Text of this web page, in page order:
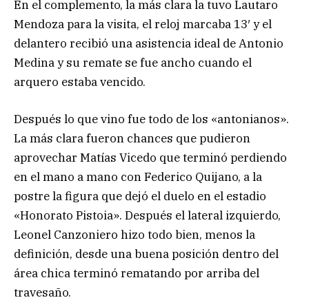
En el complemento, la más clara la tuvo Lautaro
Mendoza para la visita, el reloj marcaba 13′ y el
delantero recibió una asistencia ideal de Antonio
Medina y su remate se fue ancho cuando el
arquero estaba vencido.
Después lo que vino fue todo de los «antonianos».
La más clara fueron chances que pudieron
aprovechar Matías Vicedo que terminó perdiendo
en el mano a mano con Federico Quijano, a la
postre la figura que dejó el duelo en el estadio
«Honorato Pistoia». Después el lateral izquierdo,
Leonel Canzoniero hizo todo bien, menos la
definición, desde una buena posición dentro del
área chica terminó rematando por arriba del
travesaño.